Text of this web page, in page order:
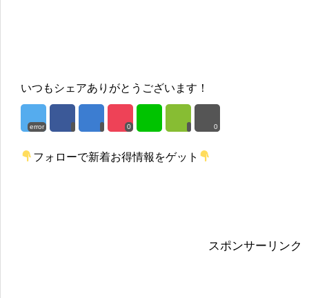
いつもシェアありがとうございます！
error 0 0
フォローで新着お得情報をゲット
スポンサーリンク